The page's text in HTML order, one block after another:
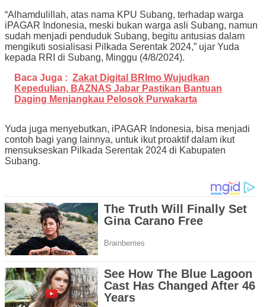
“Alhamdulillah, atas nama KPU Subang, terhadap warga
iPAGAR Indonesia, meski bukan warga asli Subang, namun
sudah menjadi penduduk Subang, begitu antusias dalam
mengikuti sosialisasi Pilkada Serentak 2024,” ujar Yuda
kepada RRI di Subang, Minggu (4/8/2024).
Baca Juga : Zakat Digital BRImo Wujudkan
Kepedulian, BAZNAS Jabar Pastikan Bantuan
Daging Menjangkau Pelosok Purwakarta
Yuda juga menyebutkan, iPAGAR Indonesia, bisa menjadi
contoh bagi yang lainnya, untuk ikut proaktif dalam ikut
mensukseskan Pilkada Serentak 2024 di Kabupaten
Subang.